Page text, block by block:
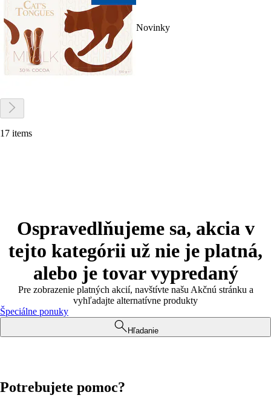
Novinky
17 items
Ospravedlňujeme sa, akcia v
tejto kategórii už nie je platná,
alebo je tovar vypredaný
Pre zobrazenie platných akcií, navštívte našu Akčnú stránku a
vyhľadajte alternatívne produkty
Špeciálne ponuky
Hľadanie
Potrebujete pomoc?